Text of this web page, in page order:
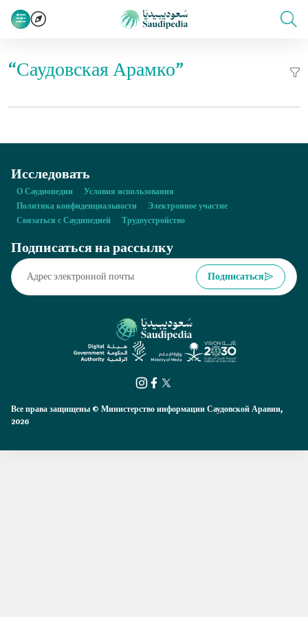
“Саудовская Арамко”
Исследовать
О Саудиопедии
Условия использования
Политика конфиденциальности
Электронное участие
Связаться с Саудипедией
Трудоустройство
Подписаться на рассылку
Подписаться
Все права защищены © Министерство информации Саудовской Аравии,
2026